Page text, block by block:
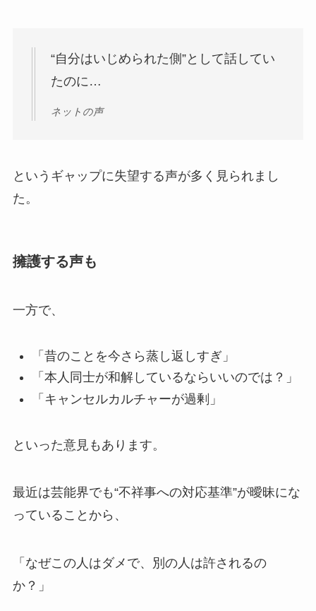
“自分はいじめられた側”として話してい
たのに…
ネットの声
というギャップに失望する声が多く見られまし
た。
擁護する声も
一方で、
「昔のことを今さら蒸し返しすぎ」
「本人同士が和解しているならいいのでは？」
「キャンセルカルチャーが過剰」
といった意見もあります。
最近は芸能界でも“不祥事への対応基準”が曖昧にな
っていることから、
「なぜこの人はダメで、別の人は許されるの
か？」